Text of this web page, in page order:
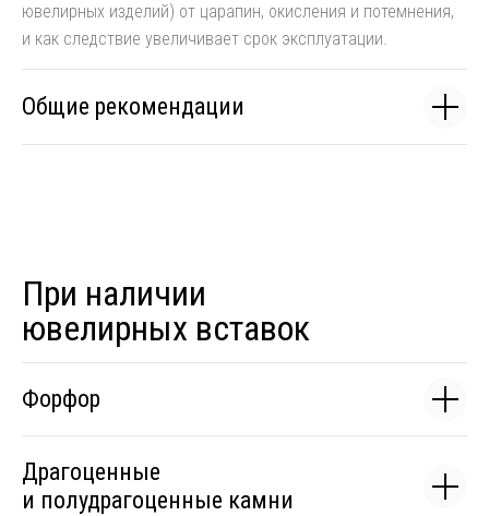
ювелирных изделий) от царапин, окисления и потемнения,
и как следствие увеличивает срок эксплуатации.
Общие рекомендации
При наличии
ювелирных вставок
Форфор
Драгоценные
и полудрагоценные камни